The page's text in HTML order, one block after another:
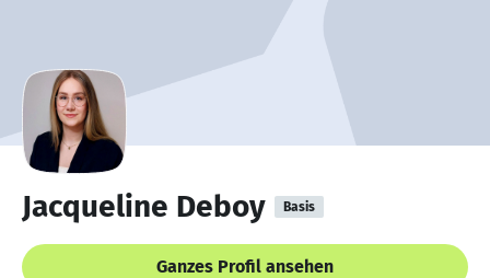
Jacqueline Deboy Basis
Ganzes Profil ansehen